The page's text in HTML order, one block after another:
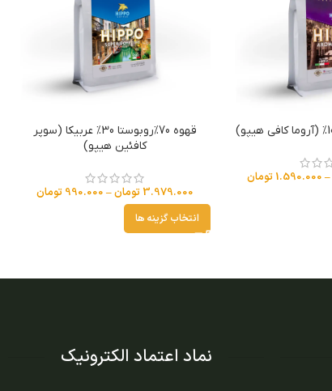
–
1.590.000 تومان
قهوه 70%روبوستا 30% عربیکا (سوپر
کافئین هیپو)
3.979.000 تومان–
990.000 تومان
انتخاب گزینه ها
نماد اعتماد الکترونیک